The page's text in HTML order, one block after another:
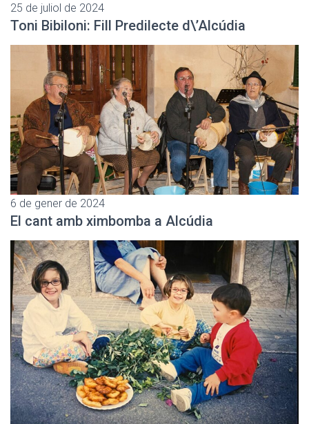
25 de juliol de 2024
Toni Bibiloni: Fill Predilecte d\’Alcúdia
6 de gener de 2024
El cant amb ximbomba a Alcúdia